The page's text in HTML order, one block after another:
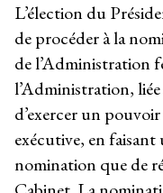
L’élection du
de procéder à la
de l’Administration
l’Administration,
d’exercer un
exécutive, en
nomination que de